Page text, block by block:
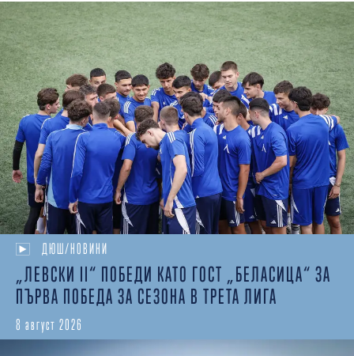
ДЮШ/НОВИНИ
„ЛЕВСКИ II“ ПОБЕДИ КАТО ГОСТ „БЕЛАСИЦА“ ЗА
ПЪРВА ПОБЕДА ЗА СЕЗОНА В ТРЕТА ЛИГА
8 август 2026